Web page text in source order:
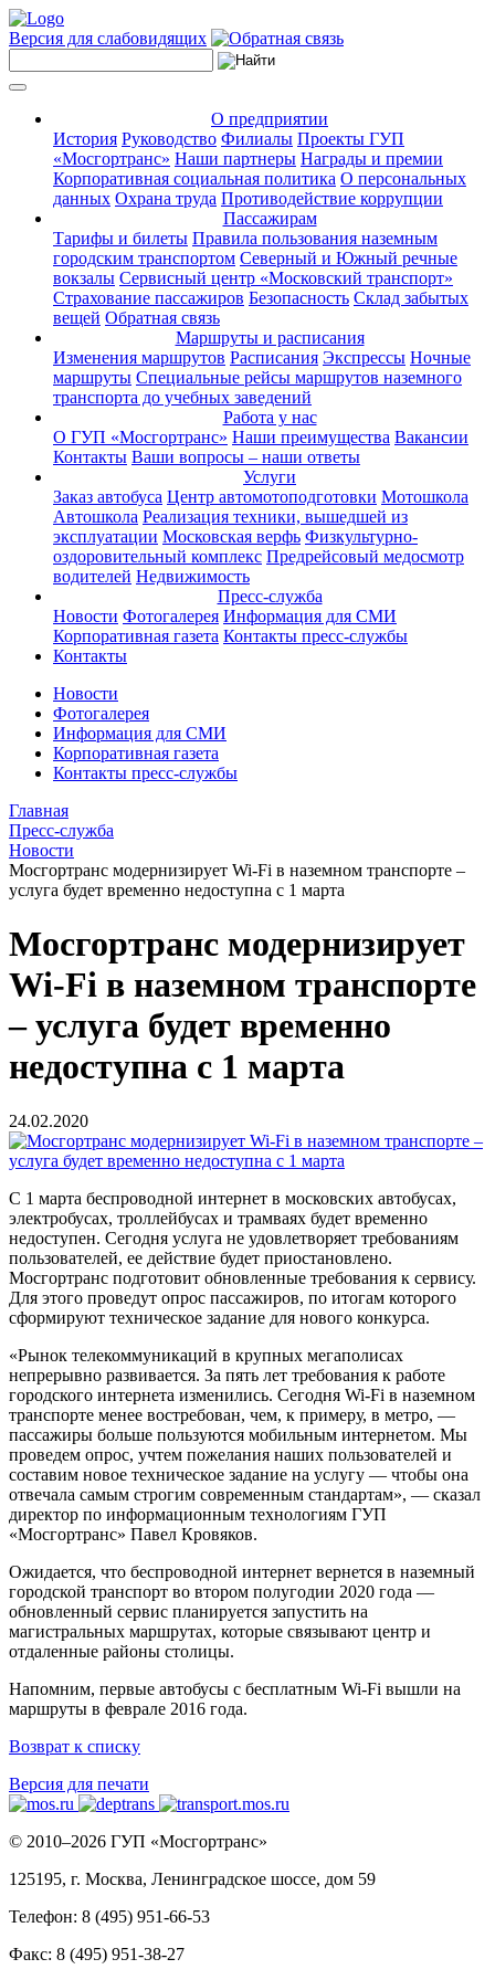
Версия для слабовидящих
О предприятии
История Руководство Филиалы Проекты ГУП
«Мосгортранс» Наши партнеры Награды и премии
Корпоративная социальная политика О персональных
данных Охрана труда Противодействие коррупции
Пассажирам
Тарифы и билеты Правила пользования наземным
городским транспортом Северный и Южный речные
вокзалы Сервисный центр «Московский транспорт»
Страхование пассажиров Безопасность Склад забытых
вещей Обратная связь
Маршруты и расписания
Изменения маршрутов Расписания Экспрессы Ночные
маршруты Специальные рейсы маршрутов наземного
транспорта до учебных заведений
Работа у нас
О ГУП «Мосгортранс» Наши преимущества Вакансии
Контакты Ваши вопросы – наши ответы
Услуги
Заказ автобуса Центр автомотоподготовки Мотошкола
Автошкола Реализация техники, вышедшей из
эксплуатации Московская верфь Физкультурно-
оздоровительный комплекс Предрейсовый медосмотр
водителей Недвижимость
Пресс-служба
Новости Фотогалерея Информация для СМИ
Корпоративная газета Контакты пресс-службы
Контакты
Новости
Фотогалерея
Информация для СМИ
Корпоративная газета
Контакты пресс-службы
Главная
Пресс-служба
Новости
Мосгортранс модернизирует Wi-Fi в наземном транспорте –
услуга будет временно недоступна с 1 марта
Мосгортранс модернизирует
Wi-Fi в наземном транспорте
– услуга будет временно
недоступна с 1 марта
24.02.2020
С 1 марта беспроводной интернет в московских автобусах,
электробусах, троллейбусах и трамваях будет временно
недоступен. Сегодня услуга не удовлетворяет требованиям
пользователей, ее действие будет приостановлено.
Мосгортранс подготовит обновленные требования к сервису.
Для этого проведут опрос пассажиров, по итогам которого
сформируют техническое задание для нового конкурса.
«Рынок телекоммуникаций в крупных мегаполисах
непрерывно развивается. За пять лет требования к работе
городского интернета изменились. Сегодня Wi-Fi в наземном
транспорте менее востребован, чем, к примеру, в метро, —
пассажиры больше пользуются мобильным интернетом. Мы
проведем опрос, учтем пожелания наших пользователей и
составим новое техническое задание на услугу — чтобы она
отвечала самым строгим современным стандартам», — сказал
директор по информационным технологиям ГУП
«Мосгортранс» Павел Кровяков.
Ожидается, что беспроводной интернет вернется в наземный
городской транспорт во втором полугодии 2020 года —
обновленный сервис планируется запустить на
магистральных маршрутах, которые связывают центр и
отдаленные районы столицы.
Напомним, первые автобусы с бесплатным Wi-Fi вышли на
маршруты в феврале 2016 года.
Возврат к списку
Версия для печати
© 2010–2026 ГУП «Мосгортранс»
125195, г. Москва, Ленинградское шоссе, дом 59
Телефон: 8 (495) 951-66-53
Факс: 8 (495) 951-38-27